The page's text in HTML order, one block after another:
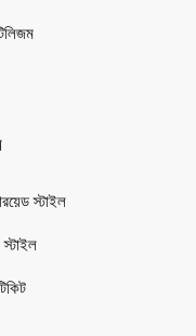
স্টাইল
স্টাইল